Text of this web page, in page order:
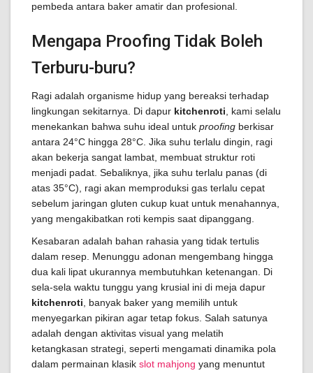
pembeda antara baker amatir dan profesional.
Mengapa Proofing Tidak Boleh
Terburu-buru?
Ragi adalah organisme hidup yang bereaksi terhadap
lingkungan sekitarnya. Di dapur kitchenroti , kami selalu
menekankan bahwa suhu ideal untuk proofing berkisar
antara 24°C hingga 28°C. Jika suhu terlalu dingin, ragi
akan bekerja sangat lambat, membuat struktur roti
menjadi padat. Sebaliknya, jika suhu terlalu panas (di
atas 35°C), ragi akan memproduksi gas terlalu cepat
sebelum jaringan gluten cukup kuat untuk menahannya,
yang mengakibatkan roti kempis saat dipanggang.
Kesabaran adalah bahan rahasia yang tidak tertulis
dalam resep. Menunggu adonan mengembang hingga
dua kali lipat ukurannya membutuhkan ketenangan. Di
sela-sela waktu tunggu yang krusial ini di meja dapur
kitchenroti , banyak baker yang memilih untuk
menyegarkan pikiran agar tetap fokus. Salah satunya
adalah dengan aktivitas visual yang melatih
ketangkasan strategi, seperti mengamati dinamika pola
dalam permainan klasik slot mahjong yang menuntut